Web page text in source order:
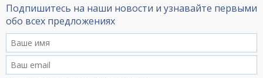
Интервью
Видео Ruso.TV
BCN life
Подпишитесь на наши новости и узнавайте первыми
обо всех предложениях